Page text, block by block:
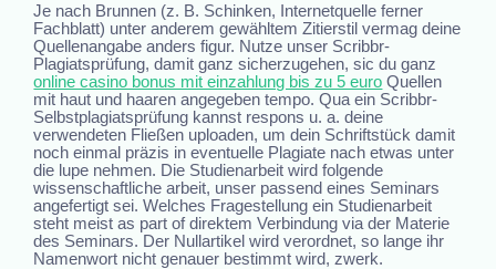
Je nach Brunnen (z. B. Schinken, Internetquelle ferner
Fachblatt) unter anderem gewähltem Zitierstil vermag deine
Quellenangabe anders figur. Nutze unser Scribbr-
Plagiatsprüfung, damit ganz sicherzugehen, sic du ganz
online casino bonus mit einzahlung bis zu 5 euro Quellen
mit haut und haaren angegeben tempo. Qua ein Scribbr-
Selbstplagiatsprüfung kannst respons u. a. deine
verwendeten Fließen uploaden, um dein Schriftstück damit
noch einmal präzis in eventuelle Plagiate nach etwas unter
die lupe nehmen. Die Studienarbeit wird folgende
wissenschaftliche arbeit, unser passend eines Seminars
angefertigt sei. Welches Fragestellung ein Studienarbeit
steht meist as part of direktem Verbindung via der Materie
des Seminars. Der Nullartikel wird verordnet, so lange ihr
Namenwort nicht genauer bestimmt wird, zwerk.